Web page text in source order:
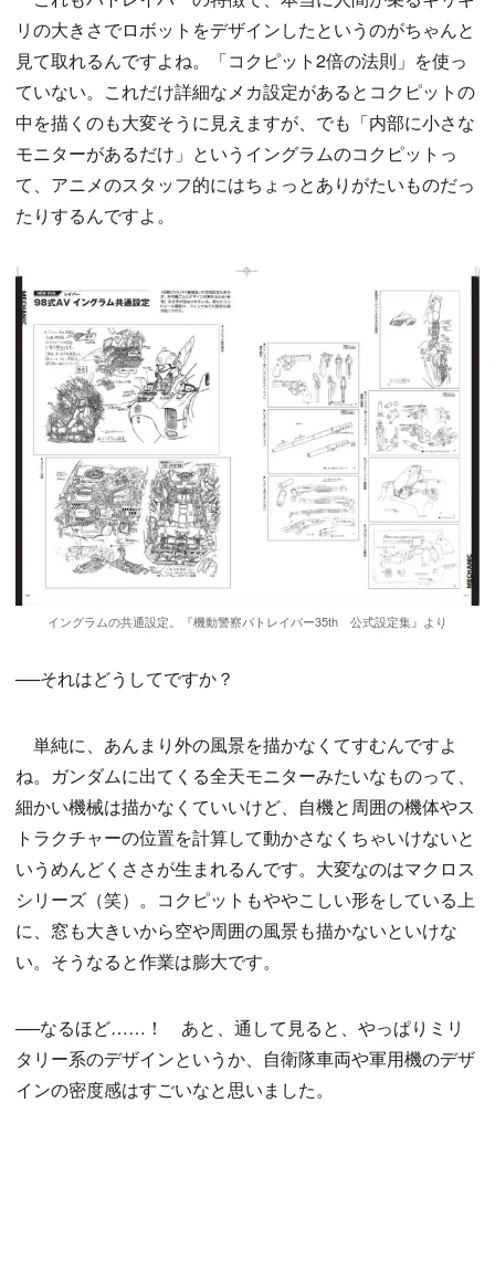
リの大きさでロボットをデザインしたというのがちゃんと
見て取れるんですよね。「コクピット2倍の法則」を使っ
ていない。これだけ詳細なメカ設定があるとコクピットの
中を描くのも大変そうに見えますが、でも「内部に小さな
モニターがあるだけ」というイングラムのコクピットっ
て、アニメのスタッフ的にはちょっとありがたいものだっ
たりするんですよ。
イングラムの共通設定。『機動警察パトレイバー35th 公式設定集』より
──それはどうしてですか？
単純に、あんまり外の風景を描かなくてすむんですよ
ね。ガンダムに出てくる全天モニターみたいなものって、
細かい機械は描かなくていいけど、自機と周囲の機体やス
トラクチャーの位置を計算して動かさなくちゃいけないと
いうめんどくささが生まれるんです。大変なのはマクロス
シリーズ（笑）。コクピットもややこしい形をしている上
に、窓も大きいから空や周囲の風景も描かないといけな
い。そうなると作業は膨大です。
──なるほど……！ あと、通して見ると、やっぱりミリ
タリー系のデザインというか、自衛隊車両や軍用機のデザ
インの密度感はすごいなと思いました。